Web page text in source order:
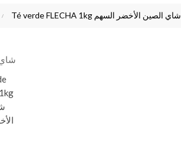
Té verde FLECHA 1kg شاي الصين الأخضر السهم